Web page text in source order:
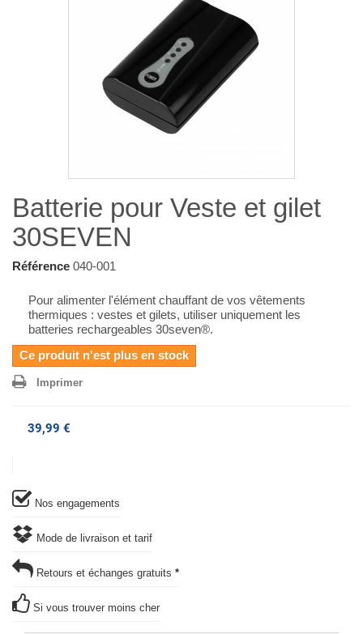
Batterie pour Veste et gilet
30SEVEN
Référence 040-001
Pour alimenter l'élément chauffant de vos vêtements
thermiques : vestes et gilets, utiliser uniquement les
batteries rechargeables 30seven®.
Ce produit n'est plus en stock
Imprimer
39,99 €
Nos engagements
Mode de livraison et tarif
Retours et échanges gratuits *
Si vous trouver moins cher